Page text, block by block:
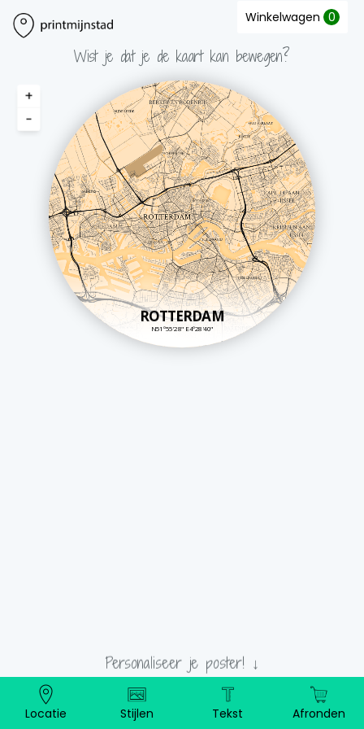
Locatie Stijlen Tekst Afronden
Personaliseer je poster! ↓
Winkelwagen 0
+
-
ROTTERDAM
N51º55'28" E4º28'40"
Wist je dat je de kaart kan bewegen?